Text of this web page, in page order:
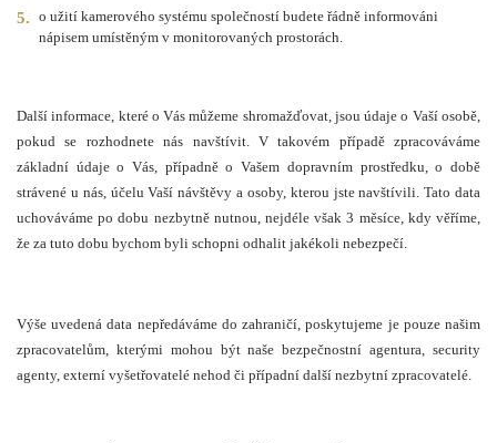
o užití kamerového systému společností budete řádně informováni
nápisem umístěným v monitorovaných prostorách.
Další informace, které o Vás můžeme shromažďovat, jsou údaje o Vaší osobě,
pokud se rozhodnete nás navštívit. V takovém případě zpracováváme
základní údaje o Vás, případně o Vašem dopravním prostředku, o době
strávené u nás, účelu Vaší návštěvy a osoby, kterou jste navštívili. Tato data
uchováváme po dobu nezbytně nutnou, nejdéle však 3 měsíce, kdy věříme,
že za tuto dobu bychom byli schopni odhalit jakékoli nebezpečí.
Výše uvedená data nepředáváme do zahraničí, poskytujeme je pouze našim
zpracovatelům, kterými mohou být naše bezpečnostní agentura, security
agenty, externí vyšetřovatelé nehod či případní další nezbytní zpracovatelé.